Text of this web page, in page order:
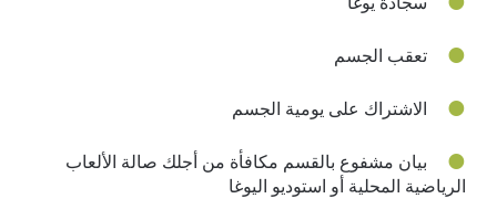
تعقب الجسم
الاشتراك على يومية الجسم
بيان مشفوع بالقسم مكافأة من أجلك صالة الألعاب
الرياضية المحلية أو استوديو اليوغا